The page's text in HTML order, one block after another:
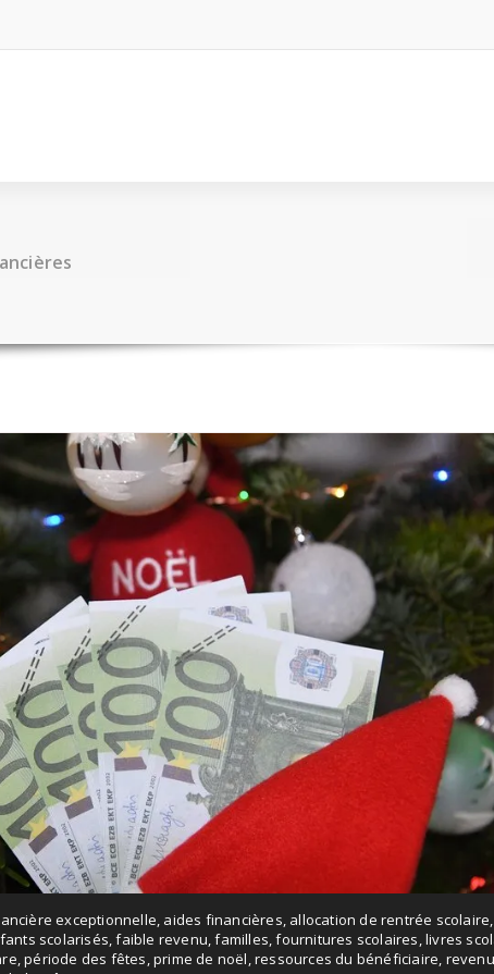
exceptionnelle aides financières allocation de rentrée scolaire
scolarisés ,faible revenu ,familles ,fournitures scolaires ,livres
,période des fêtes ,prime de noël ,ressources du bénéficiaire revenu